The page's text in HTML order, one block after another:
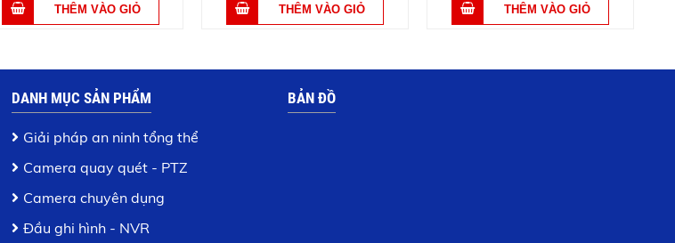
DANH MỤC SẢN PHẨM
Giải pháp an ninh tổng thể
Camera quay quét - PTZ
Camera chuyên dụng
Đầu ghi hình - NVR
BẢN ĐỒ